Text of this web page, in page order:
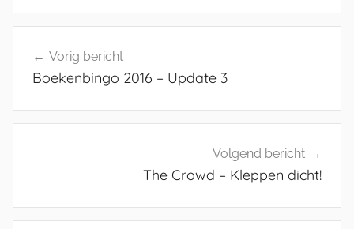
navigatie
Vorig bericht
Boekenbingo 2016 – Update 3
Volgend bericht
The Crowd – Kleppen dicht!